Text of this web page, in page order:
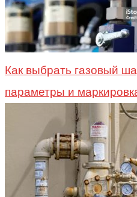
Как выбрать газовый
параметры и